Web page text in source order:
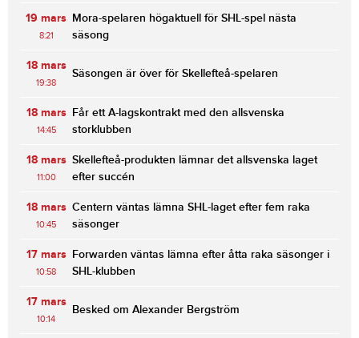
19 mars
8:21
Mora-spelaren högaktuell för SHL-spel nästa
säsong
18 mars
19:38
Säsongen är över för Skellefteå-spelaren
18 mars
14:45
Får ett A-lagskontrakt med den allsvenska
storklubben
18 mars
11:00
Skellefteå-produkten lämnar det allsvenska laget
efter succén
18 mars
10:45
Centern väntas lämna SHL-laget efter fem raka
säsonger
17 mars
10:58
Forwarden väntas lämna efter åtta raka säsonger i
SHL-klubben
17 mars
10:14
Besked om Alexander Bergström